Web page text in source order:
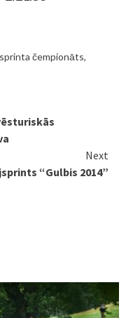
čempionāts,
Next
“Gulbis 2014”